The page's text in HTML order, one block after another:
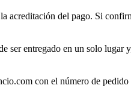
acreditación del pago. Si
ser entregado en un solo
con el número de